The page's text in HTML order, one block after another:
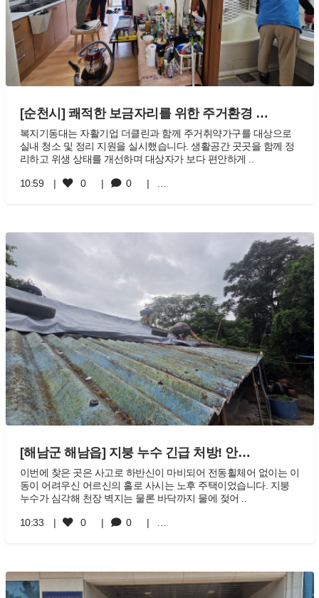
[순천시] 쾌적한 보금자리를 위한 주거환경 …
복지기동대는 자활기업 더클린과 함께 주거취약가구를 대상으로
실내 청소 및 정리 지원을 실시했습니다. 생활공간 곳곳을 함께 정
리하고 위생 상태를 개선하며 대상자가 보다 편안하게 ..
10:59 0 0
[해남군 해남읍] 지붕 누수 긴급 처방! 안…
이번에 찾은 곳은 사고로 하반신이 마비되어 전동휠체어 없이는 이
동이 어려우신 어르신의 홀로 사시는 노후 주택이었습니다. 지붕
누수가 심각해 천장 벽지는 물론 바닥까지 물에 젖어 ..
10:33 0 0